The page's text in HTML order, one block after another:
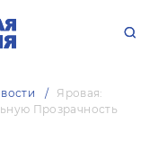
Яровая:
Прозрачность